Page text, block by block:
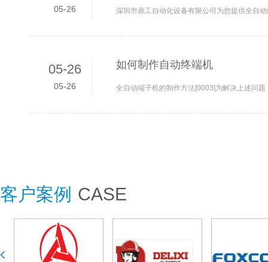
05-26
05-26
05-26
如何制作自动终端机
客户案例 CASE